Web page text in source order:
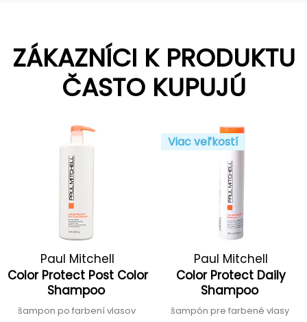
ZÁKAZNÍCI K PRODUKTU
ČASTO KUPUJÚ
Paul Mitchell
Color Protect Post Color
Shampoo
šampon po farbení vlasov
Viac veľkostí
Paul Mitchell
Color Protect Daily
Shampoo
šampón pre farbené vlasy